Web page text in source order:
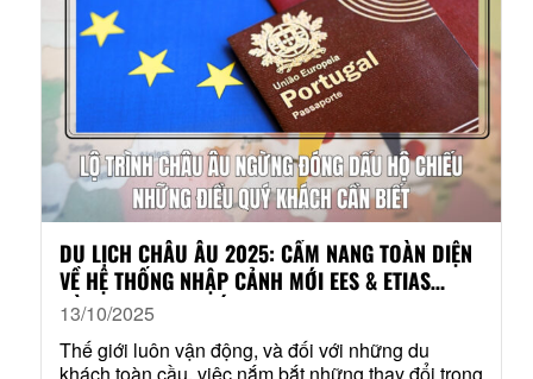
DU LỊCH CHÂU ÂU 2025: CẨM NANG TOÀN DIỆN
VỀ HỆ THỐNG NHẬP CẢNH MỚI EES & ETIAS
DÀNH CHO DU KHÁCH TINH HOA
13/10/2025
Thế giới luôn vận động, và đối với những du